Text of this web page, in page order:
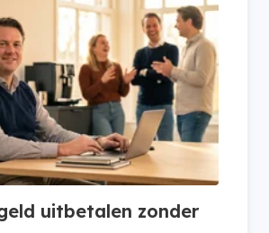
uitbetalen zonder